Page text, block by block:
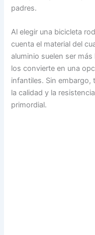
padres.
Al elegir una bicicleta
cuenta el material del
aluminio suelen ser
los convierte en una
infantiles. Sin
la calidad y la
primordial.